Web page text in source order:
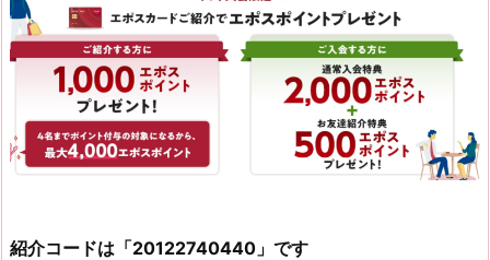
紹介コードは「20122740440」です